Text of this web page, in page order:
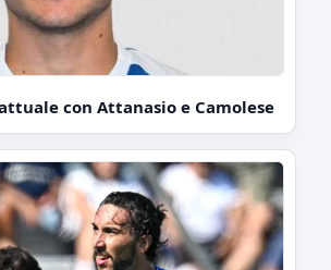
con Attanasio e Camolese